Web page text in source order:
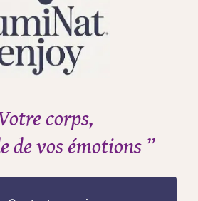
corps,
de vos émotions ”